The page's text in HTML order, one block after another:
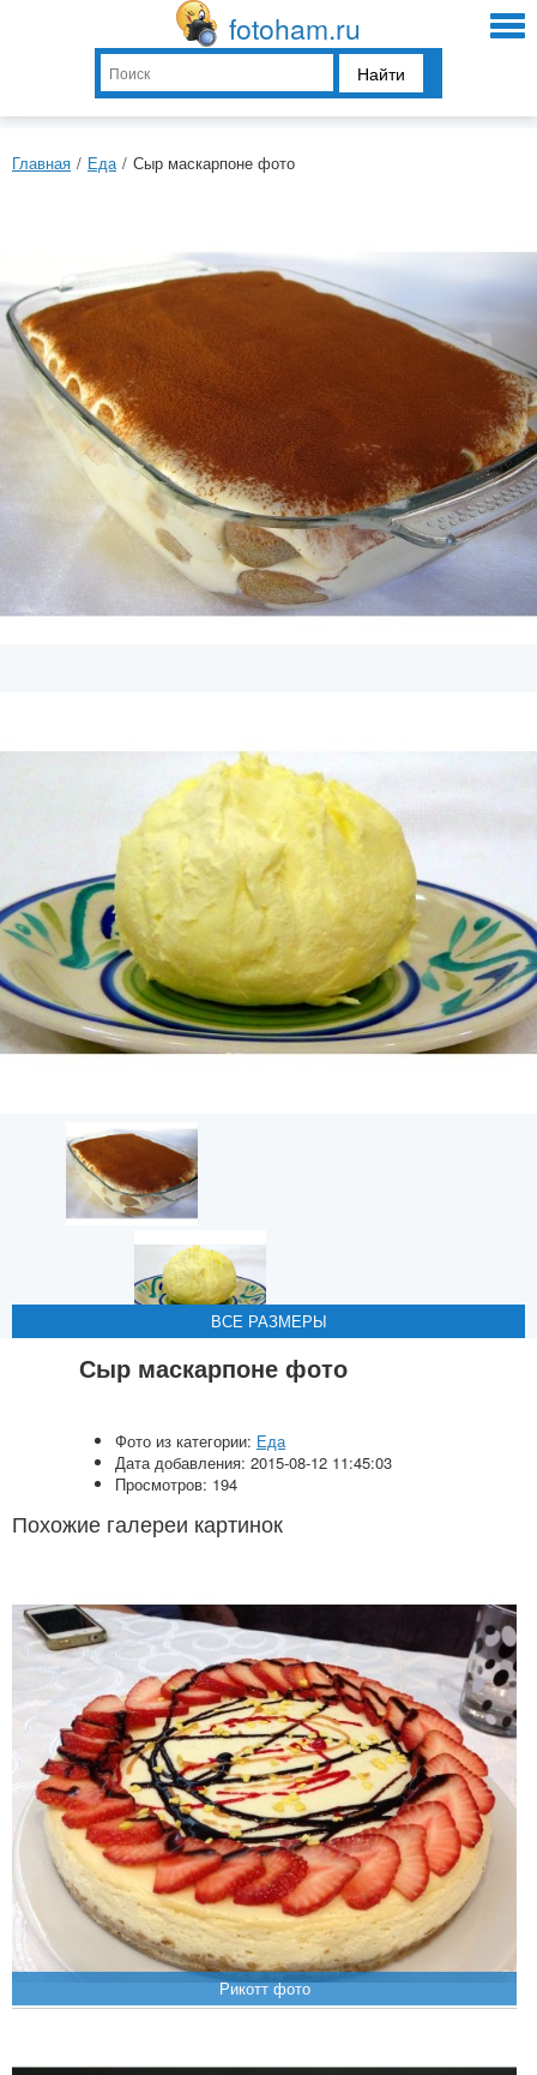
fotoham.ru
Найти
Главная / Еда / Сыр маскарпоне фото
ВСЕ РАЗМЕРЫ
ВСЕ РАЗМЕРЫ
ВСЕ РАЗМЕРЫ
ВСЕ РАЗМЕРЫ
ВСЕ РАЗМЕРЫ
Сыр маскарпоне фото
Фото из категории: Еда
Дата добавления: 2015-08-12 11:45:03
Просмотров: 194
Похожие галереи картинок
Рикотт фото